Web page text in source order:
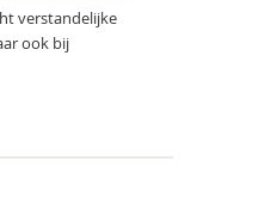
verstandelijke
ook bij